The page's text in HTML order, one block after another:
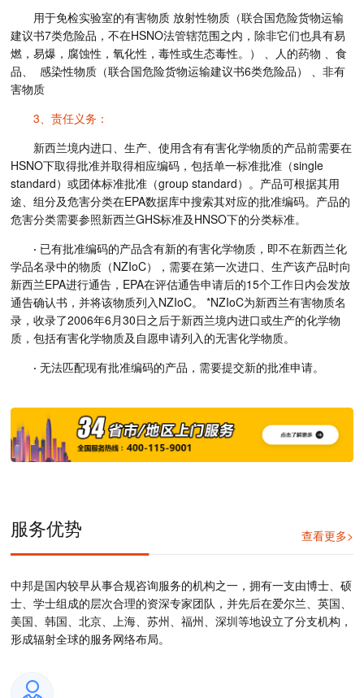
用于免检实验室的有害物质 放射性物质（联合国危险货物运输
建议书7类危险品，不在HSNO法管辖范围之内，除非它们也具有易
燃，易爆，腐蚀性，氧化性，毒性或生态毒性。） 、人的药物 、食
品、 感染性物质（联合国危险货物运输建议书6类危险品） 、非有
害物质
3、责任义务：
新西兰境内进口、生产、使用含有有害化学物质的产品前需要在
HSNO下取得批准并取得相应编码，包括单一标准批准（single
standard）或团体标准批准（group standard）。产品可根据其用
途、组分及危害分类在EPA数据库中搜索其对应的批准编码。产品的
危害分类需要参照新西兰GHS标准及HNSO下的分类标准。
· 已有批准编码的产品含有新的有害化学物质，即不在新西兰化
学品名录中的物质（NZIoC），需要在第一次进口、生产该产品时向
新西兰EPA进行通告，EPA在评估通告申请后的15个工作日内会发放
通告确认书，并将该物质列入NZIoC。 *NZIoC为新西兰有害物质名
录，收录了2006年6月30日之后于新西兰境内进口或生产的化学物
质，包括有害化学物质及自愿申请列入的无害化学物质。
·无法匹配现有批准编码的产品，需要提交新的批准申请。
服务优势 查看更多>
中邦是国内较早从事合规咨询服务的机构之一，拥有一支由博士、硕
士、学士组成的层次合理的资深专家团队，并先后在爱尔兰、英国、
美国、韩国、北京、上海、苏州、福州、深圳等地设立了分支机构，
形成辐射全球的服务网络布局。